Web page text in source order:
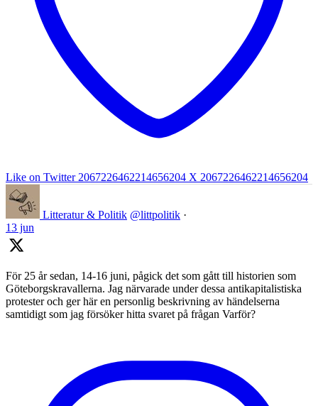
Like on Twitter 2067226462214656204 X 2067226462214656204
Litteratur & Politik @littpolitik ·
13 jun
För 25 år sedan, 14-16 juni, pågick det som gått till historien som
Göteborgskravallerna. Jag närvarade under dessa antikapitalistiska
protester och ger här en personlig beskrivning av händelserna
samtidigt som jag försöker hitta svaret på frågan Varför?